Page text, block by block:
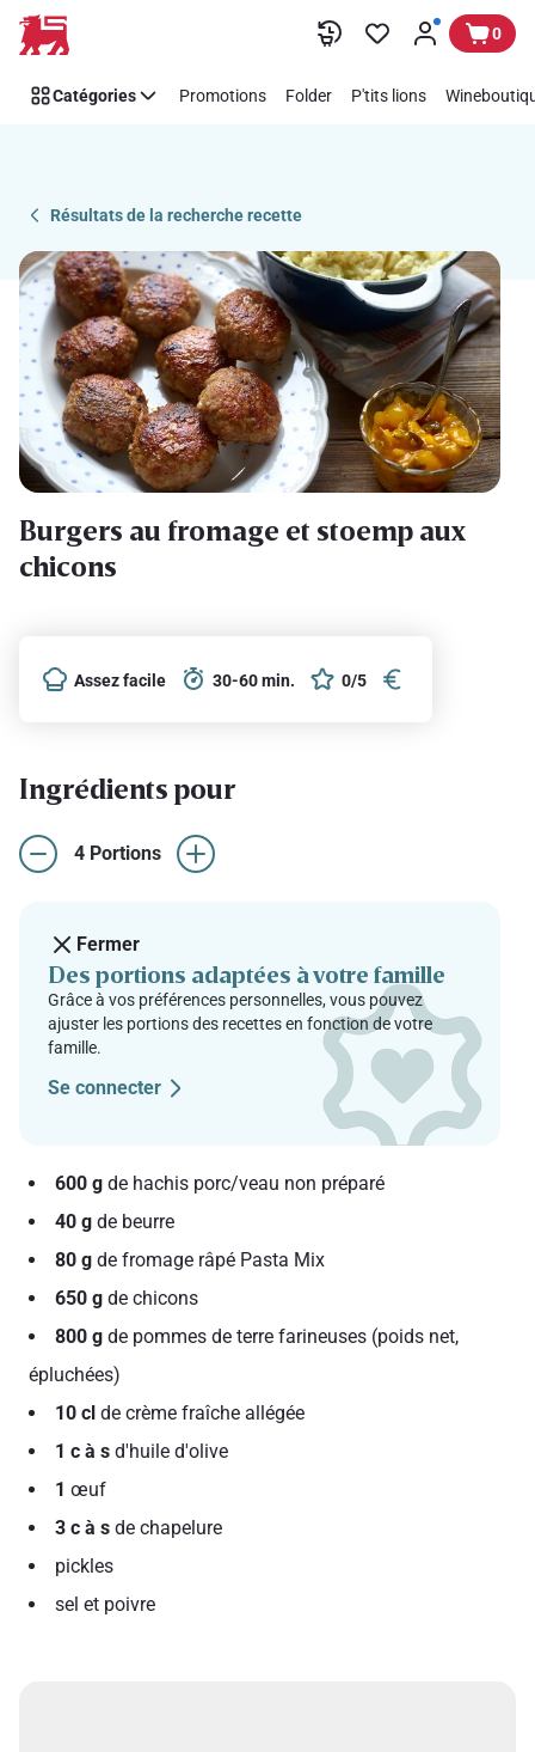
Passer
Recipe
Details
0
Catégories Promotions Folder P'tits lions
Résultats de la recherche recette
Burgers au fromage et stoemp aux
chicons
Assez facile 30-60 min. 0/5
Ingrédients pour
4 Portions
Fermer
Des portions adaptées à votre famille
Grâce à vos préférences personnelles, vous pouvez
ajuster les portions des recettes en fonction de votre
famille.
Se connecter
600 g de hachis porc/veau non préparé
40 g de beurre
80 g de fromage râpé Pasta Mix
650 g de chicons
800 g de pommes de terre farineuses (poids net,
épluchées)
10 cl de crème fraîche allégée
1 c à s d'huile d'olive
1 œuf
3 c à s de chapelure
pickles
sel et poivre